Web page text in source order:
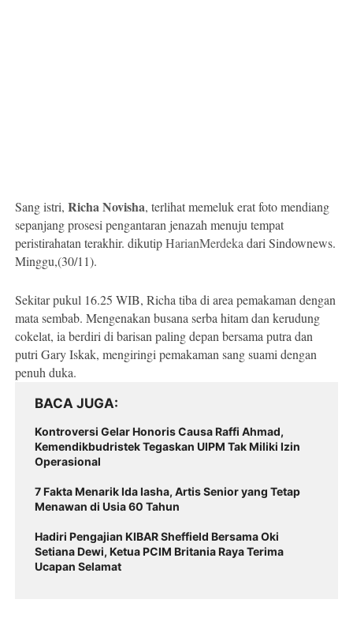
Sang istri, Richa Novisha, terlihat memeluk erat foto mendiang
sepanjang prosesi pengantaran jenazah menuju tempat
peristirahatan terakhir. dikutipHarianMerdeka dari Sindownews.
Minggu,(30/11).
Sekitar pukul 16.25 WIB, Richa tiba di area pemakaman dengan
mata sembab. Mengenakan busana serba hitam dan kerudung
cokelat, ia berdiri di barisan paling depan bersama putra dan
putri Gary Iskak, mengiringi pemakaman sang suami dengan
penuh duka.
BACA JUGA
Kontroversi Gelar Honoris Causa Raffi Ahmad,
Kemendikbudristek Tegaskan UIPM Tak Miliki Izin
Operasional
7 Fakta Menarik Ida Iasha, Artis Senior yang Tetap
Menawan di Usia 60 Tahun
Hadiri Pengajian KIBAR Sheffield Bersama Oki
Setiana Dewi, Ketua PCIM Britania Raya Terima
Ucapan Selamat